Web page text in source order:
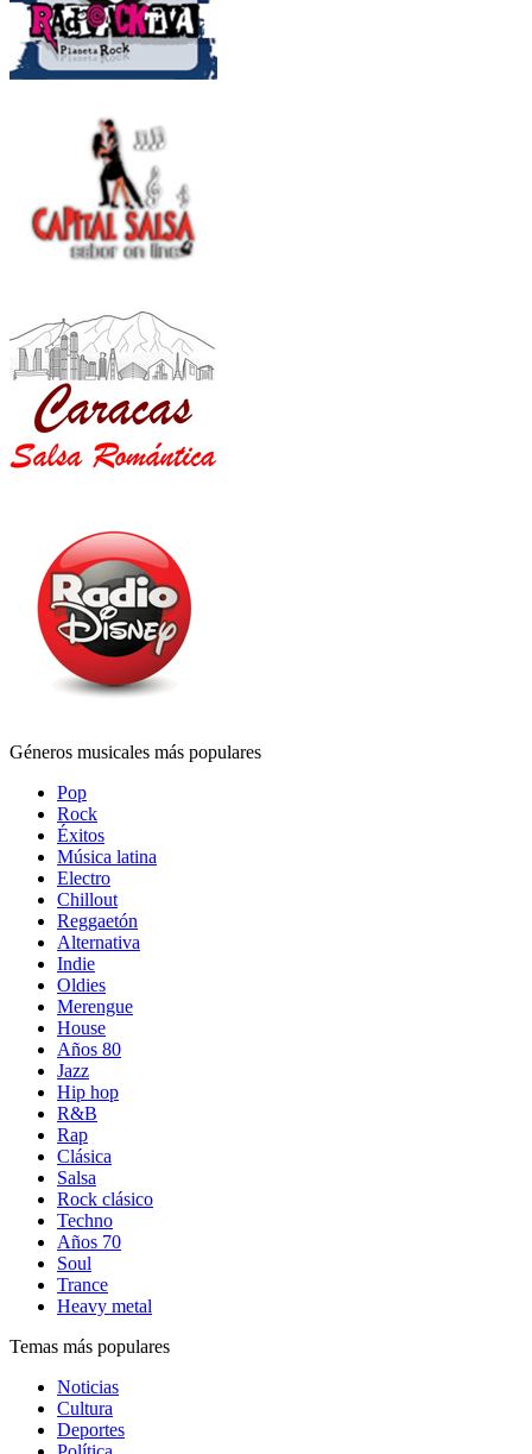
Géneros musicales más populares
Pop
Rock
Éxitos
Música latina
Electro
Chillout
Reggaetón
Alternativa
Indie
Oldies
Merengue
House
Años 80
Jazz
Hip hop
R&B
Rap
Clásica
Salsa
Rock clásico
Techno
Años 70
Soul
Trance
Heavy metal
Temas más populares
Noticias
Cultura
Deportes